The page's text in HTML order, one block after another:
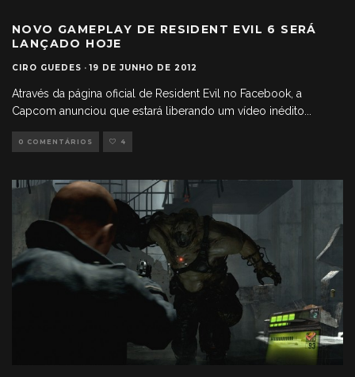
NOVO GAMEPLAY DE RESIDENT EVIL 6 SERÁ
LANÇADO HOJE
CIRO GUEDES · 19 DE JUNHO DE 2012
Através da página oficial de Resident Evil no Facebook, a
Capcom anunciou que estará liberando um vídeo inédito
0 COMENTÁRIOS 4